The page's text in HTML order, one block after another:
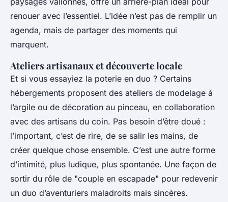
renouer avec l’essentiel. L’idée n’est pas de remplir un
agenda, mais de partager des moments qui
marquent.
Ateliers artisanaux et découverte locale
Et si vous essayiez la poterie en duo ? Certains
hébergements proposent des ateliers de modelage à
l’argile ou de décoration au pinceau, en collaboration
avec des artisans du coin. Pas besoin d’être doué :
l’important, c’est de rire, de se salir les mains, de
créer quelque chose ensemble. C’est une autre forme
d’intimité, plus ludique, plus spontanée. Une façon de
sortir du rôle de "couple en escapade" pour redevenir
un duo d’aventuriers maladroits mais sincères.